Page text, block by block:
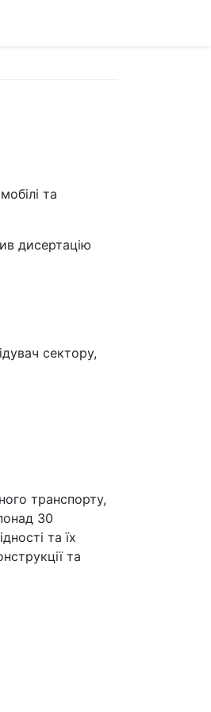
та
дисертацію
сектору,
транспорту,
30
та їх
та